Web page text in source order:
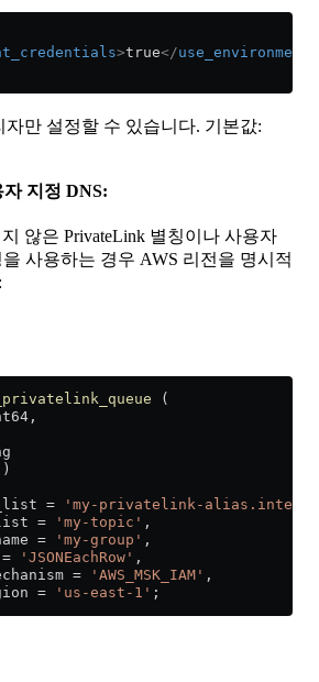
>true</
자만 설정할 수 있습니다. 기본값:
지정 DNS:
않은 PrivateLink 별칭이나 사용자
사용하는 경우 AWS 리전을 명시적
(
= 'my-privatelink-
= 'my-topic' ,
= 'my-group' ,
= 'JSONEachRow' ,
= 'AWS_MSK_IAM' ,
= 'us-east-1' ;